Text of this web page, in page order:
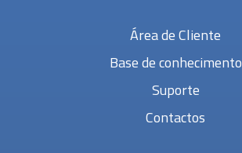
Área de Cliente
Base de conhecimento
Suporte
Contactos